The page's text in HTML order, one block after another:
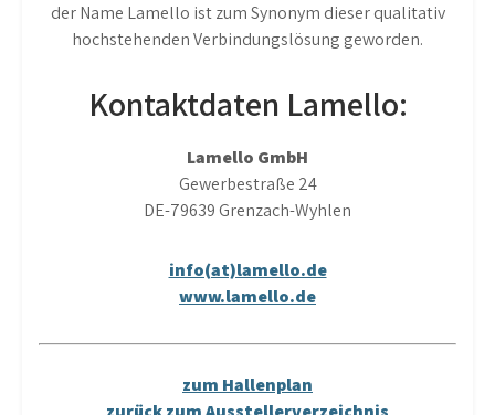
der Name Lamello ist zum Synonym dieser qualitativ
hochstehenden Verbindungslösung geworden.
Kontaktdaten Lamello:
Lamello GmbH
Gewerbestraße 24
DE-79639 Grenzach-Wyhlen
info(at)lamello.de
www.lamello.de
zum Hallenplan